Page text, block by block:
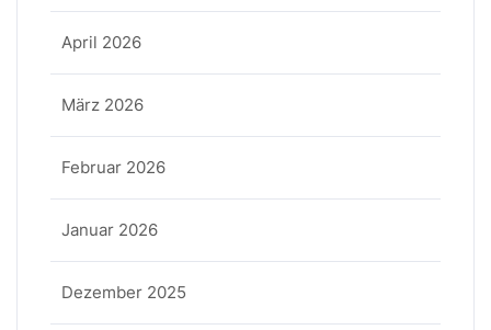
April 2026
März 2026
Februar 2026
Januar 2026
Dezember 2025